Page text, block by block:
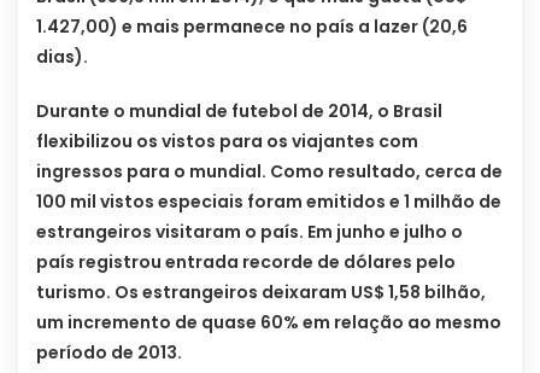
1.427,00) e mais permanece no país a lazer (20,6
dias).
Durante o mundial de futebol de 2014, o Brasil
flexibilizou os vistos para os viajantes com
ingressos para o mundial. Como resultado, cerca de
100 mil vistos especiais foram emitidos e 1 milhão de
estrangeiros visitaram o país. Em junho e julho o
país registrou entrada recorde de dólares pelo
turismo. Os estrangeiros deixaram US$ 1,58 bilhão,
um incremento de quase 60% em relação ao mesmo
período de 2013.